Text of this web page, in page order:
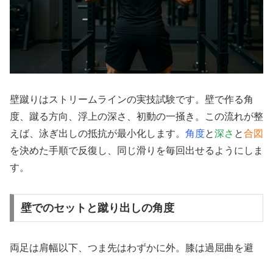
壁蹴りはストリームラインの実技試験です。壁で作る角
度、蹴る方向、浮上の深さ、初動の一掻き。この流れが整
えば、泳ぎ出しの抵抗が最小化します。 角度と深さ と合図
を決めた手順で反復し、同じ滑りを毎回出せるようにしま
す。
壁でのセットと蹴り出しの角度
両足は肩幅以下、つま先はわずかに外。膝は過屈曲を避